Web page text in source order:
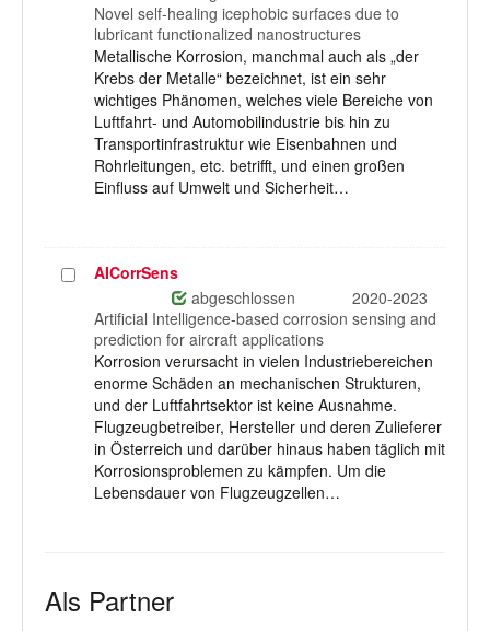
Novel self-healing icephobic surfaces due to
lubricant functionalized nanostructures
Metallische Korrosion, manchmal auch als „der
Krebs der Metalle“ bezeichnet, ist ein sehr
wichtiges Phänomen, welches viele Bereiche von
Luftfahrt- und Automobilindustrie bis hin zu
Transportinfrastruktur wie Eisenbahnen und
Rohrleitungen, etc. betrifft, und einen großen
Einfluss auf Umwelt und Sicherheit…
ProjektAICorrSens
abgeschlossen
2020-2023
Artificial Intelligence-based corrosion sensing and
prediction for aircraft applications
Korrosion verursacht in vielen Industriebereichen
enorme Schäden an mechanischen Strukturen,
und der Luftfahrtsektor ist keine Ausnahme.
Flugzeugbetreiber, Hersteller und deren Zulieferer
in Österreich und darüber hinaus haben täglich mit
Korrosionsproblemen zu kämpfen. Um die
Lebensdauer von Flugzeugzellen…
Als Partner